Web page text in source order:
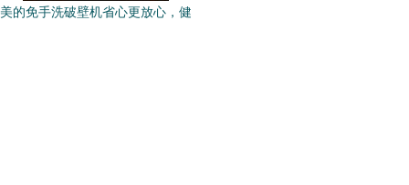
美的免手洗破壁机省心更放心，健